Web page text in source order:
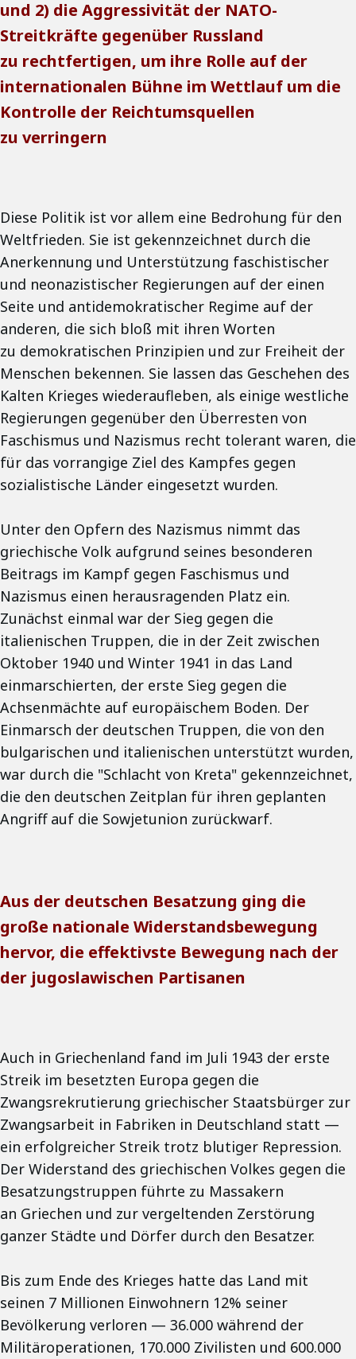
und 2) die Aggressivität der NATO-
Streitkräfte gegenüber Russland
zu rechtfertigen, um ihre Rolle auf der
internationalen Bühne im Wettlauf um die
Kontrolle der Reichtumsquellen
zu verringern
Diese Politik ist vor allem eine Bedrohung für den
Weltfrieden. Sie ist gekennzeichnet durch die
Anerkennung und Unterstützung faschistischer
und neonazistischer Regierungen auf der einen
Seite und antidemokratischer Regime auf der
anderen, die sich bloß mit ihren Worten
zu demokratischen Prinzipien und zur Freiheit der
Menschen bekennen. Sie lassen das Geschehen des
Kalten Krieges wiederaufleben, als einige westliche
Regierungen gegenüber den Überresten von
Faschismus und Nazismus recht tolerant waren, die
für das vorrangige Ziel des Kampfes gegen
sozialistische Länder eingesetzt wurden.
Unter den Opfern des Nazismus nimmt das
griechische Volk aufgrund seines besonderen
Beitrags im Kampf gegen Faschismus und
Nazismus einen herausragenden Platz ein.
Zunächst einmal war der Sieg gegen die
italienischen Truppen, die in der Zeit zwischen
Oktober 1940 und Winter 1941 in das Land
einmarschierten, der erste Sieg gegen die
Achsenmächte auf europäischem Boden. Der
Einmarsch der deutschen Truppen, die von den
bulgarischen und italienischen unterstützt wurden,
war durch die "Schlacht von Kreta" gekennzeichnet,
die den deutschen Zeitplan für ihren geplanten
Angriff auf die Sowjetunion zurückwarf.
Aus der deutschen Besatzung ging die
große nationale Widerstandsbewegung
hervor, die effektivste Bewegung nach der
der jugoslawischen Partisanen
Auch in Griechenland fand im Juli 1943 der erste
Streik im besetzten Europa gegen die
Zwangsrekrutierung griechischer Staatsbürger zur
Zwangsarbeit in Fabriken in Deutschland statt —
ein erfolgreicher Streik trotz blutiger Repression.
Der Widerstand des griechischen Volkes gegen die
Besatzungstruppen führte zu Massakern
an Griechen und zur vergeltenden Zerstörung
ganzer Städte und Dörfer durch den Besatzer.
Bis zum Ende des Krieges hatte das Land mit
seinen 7 Millionen Einwohnern 12% seiner
Bevölkerung verloren — 36.000 während der
Militäroperationen, 170.000 Zivilisten und 600.000